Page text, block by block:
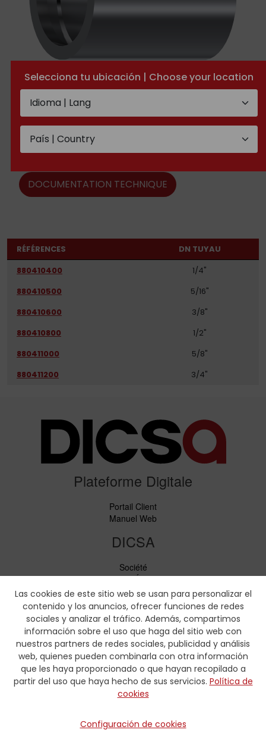
Selecciona tu ubicación | Choose your location
Las cookies de este sitio web se usan para personalizar el
contenido y los anuncios, ofrecer funciones de redes
sociales y analizar el tráfico. Además, compartimos
información sobre el uso que haga del sitio web con
nuestros partners de redes sociales, publicidad y análisis
web, quienes pueden combinarla con otra información
que les haya proporcionado o que hayan recopilado a
partir del uso que haya hecho de sus servicios. Política de
cookies
Configuración de cookies
Jupes PTFE Convoluté pour
embouts pre-sertis
DOCUMENTATION TECHNIQUE
RÉFÉRENCES
DN TUYAU
880410400
1/4"
880410500
5/16"
880410600
3/8"
880410800
1/2"
880411000
5/8"
880411200
3/4"
Plateforme Digitale
Portail Client
Manuel Web
DICSA
Société
Nouvelles et Événements
Services
Code de conduite
Responsabilité sociale
Téléchargements
Tarifs et brochures
Certificats
Tableaux de sertissage
Formulaires hydrauliques
Contactez-nous